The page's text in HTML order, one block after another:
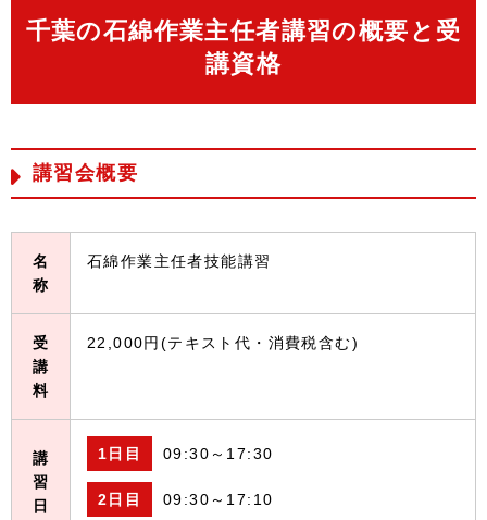
千葉の石綿作業主任者講習の概要と受
講資格
講習会概要
名
称
石綿作業主任者技能講習
受
講
料
22,000円(テキスト代・消費税含む)
講
習
日
1日目 09:30～17:30
2日目 09:30～17:10